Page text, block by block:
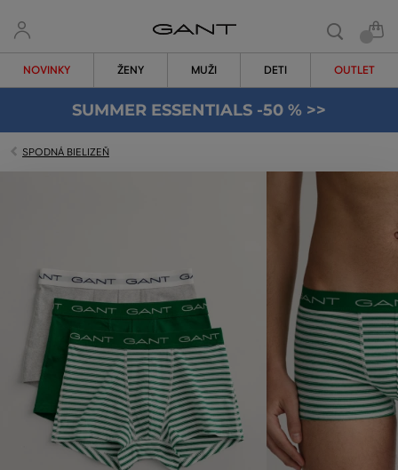
NOVINKY ŽENY MUŽI DETI OUTLET
SUMMER ESSENTIALS -50 % >>
SPODNÁ BIELIZEŇ